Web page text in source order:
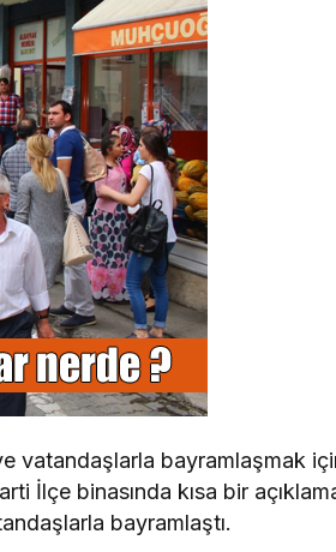
vatandaşlarla bayramlaşmak
İlçe binasında kısa bir
bayramlaştı.